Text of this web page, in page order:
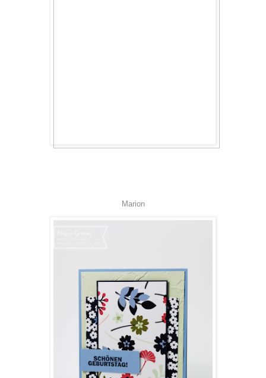
Marion